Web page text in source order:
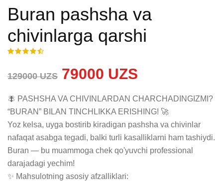
Buran pashsha va
chivinlarga qarshi
129000 UZS 79000 UZS
🪰 PASHSHA VA CHIVINLARDAN CHARCHADINGIZMI?
“BURAN” BILAN TINCHLIKKA ERISHING! 🚀
Yoz kelsa, uyga bostirib kiradigan pashsha va chivinlar
nafaqat asabga tegadi, balki turli kasalliklarni ham tashiydi.
Buran — bu muammoga chek qo'yuvchi professional
darajadagi yechim!
✨ Mahsulotning asosiy afzalliklari: